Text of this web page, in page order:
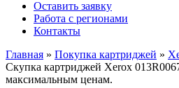
Оставить заявку
Работа с регионами
Контакты
Главная » Покупка картриджей »
Скупка картриджей Xerox
максимальным ценам.